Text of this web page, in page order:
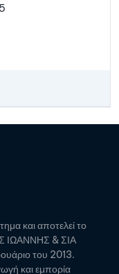
και αποτελεί το
ΙΩΑΝΝΗΣ & ΣΙΑ
του 2013.
και εμπορία